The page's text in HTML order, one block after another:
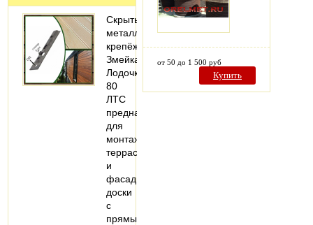
Скрытый
металлический
крепёж
Змейка-
Лодочка
80
ЛТС
предназначен
для
монтажа
террасной
и
фасадной
доски
с
прямым
от 50 до 1 500 руб
Купить